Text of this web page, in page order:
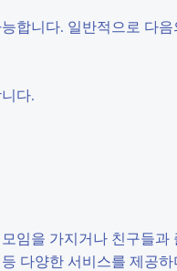
합니다. 일반적으로 다
다.
임을 가지거나 친구들과
다양한 서비스를 제공